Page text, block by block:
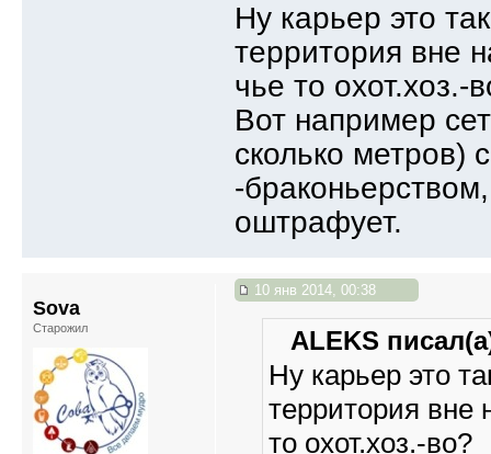
Ну карьер это
территория вне
чье то охот.хоз.-
Вот например
сколько метров)
-
оштрафует.
10 янв 2014, 00:38
ALEKS
Ну карьер это
территория вне
то охот.хоз.-во?
Sova
Старожил